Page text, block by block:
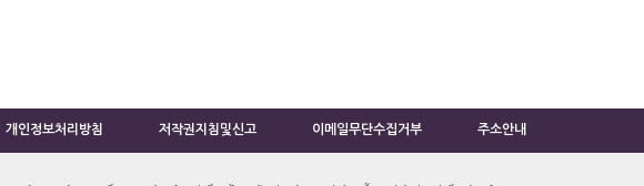
개인정보처리방침 저작권지침및신고 이메일무단수집거부 주소안내